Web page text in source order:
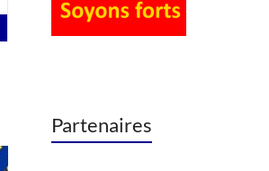
Partenaires